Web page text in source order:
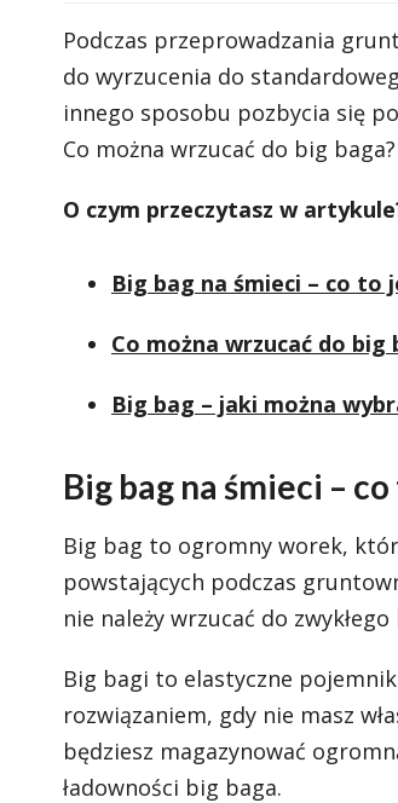
Podczas przeprowadzania
do wyrzucenia do
innego sposobu pozbycia się
Co można wrzucać do big baga?
O czym przeczytasz w
Big bag na śmieci – co to
Co można wrzucać do big
Big bag – jaki można
Big bag na śmieci –
Big bag to ogromny worek,
powstających podczas
nie należy wrzucać do
Big bagi to elastyczne
rozwiązaniem, gdy nie masz
będziesz magazynować
ładowności big baga.